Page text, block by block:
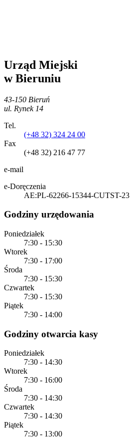
Urząd Miejski
w Bieruniu
43-150 Bieruń
ul. Rynek 14
Tel.
(+48 32) 324 24 00
Fax
(+48 32) 216 47 77
e-mail
e-Doręczenia
AE:PL-62266-15344-CUTST-23
Godziny urzędowania
Poniedziałek
7:30 - 15:30
Wtorek
7:30 - 17:00
Środa
7:30 - 15:30
Czwartek
7:30 - 15:30
Piątek
7:30 - 14:00
Godziny otwarcia kasy
Poniedziałek
7:30 - 14:30
Wtorek
7:30 - 16:00
Środa
7:30 - 14:30
Czwartek
7:30 - 14:30
Piątek
7:30 - 13:00